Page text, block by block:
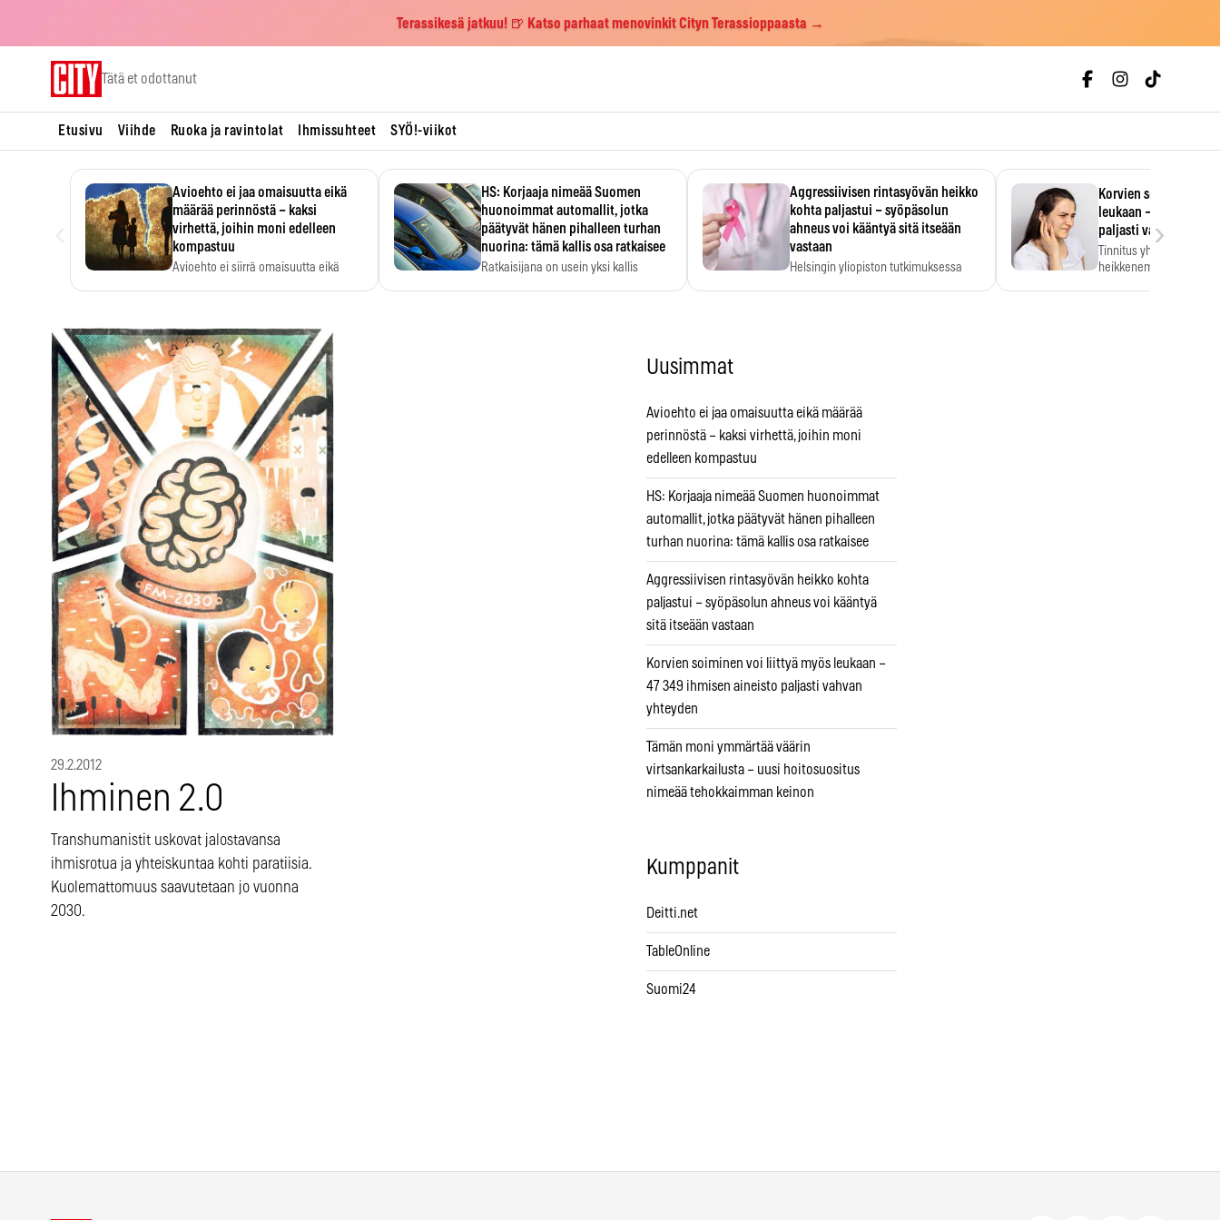
Terassikesä jatkuu! 🍺 Katso parhaat menovinkit Cityn Terassioppaasta →
Tätä et odottanut
Etusivu Viihde Ruoka ja ravintolat Ihmissuhteet SYÖ!-viikot
Avioehto ei jaa omaisuutta eikä
määrää perinnöstä – kaksi
virhettä, joihin moni edelleen
kompastuu
Avioehto ei siirrä omaisuutta eikä
HS: Korjaaja nimeää Suomen
huonoimmat automallit, jotka
päätyvät hänen pihalleen turhan
nuorina: tämä kallis osa ratkaisee
Ratkaisijana on usein yksi kallis
Aggressiivisen rintasyövän heikko
kohta paljastui – syöpäsolun
ahneus voi kääntyä sitä itseään
vastaan
Helsingin yliopiston tutkimuksessa
Korvien soiminen
leukaan – 47 349
paljasti vahvan
Tinnitus yhdistetään
heikkenemiseen.
›
29.2.2012
Ihminen 2.0
Transhumanistit uskovat jalostavansa
ihmisrotua ja yhteiskuntaa kohti paratiisia.
Kuolemattomuus saavutetaan jo vuonna
2030.
Uusimmat
Avioehto ei jaa omaisuutta eikä määrää
perinnöstä – kaksi virhettä, joihin moni
edelleen kompastuu
HS: Korjaaja nimeää Suomen huonoimmat
automallit, jotka päätyvät hänen pihalleen
turhan nuorina: tämä kallis osa ratkaisee
Aggressiivisen rintasyövän heikko kohta
paljastui – syöpäsolun ahneus voi kääntyä
sitä itseään vastaan
Korvien soiminen voi liittyä myös leukaan –
47 349 ihmisen aineisto paljasti vahvan
yhteyden
Tämän moni ymmärtää väärin
virtsankarkailusta – uusi hoitosuositus
nimeää tehokkaimman keinon
Kumppanit
Deitti.net
TableOnline
Suomi24